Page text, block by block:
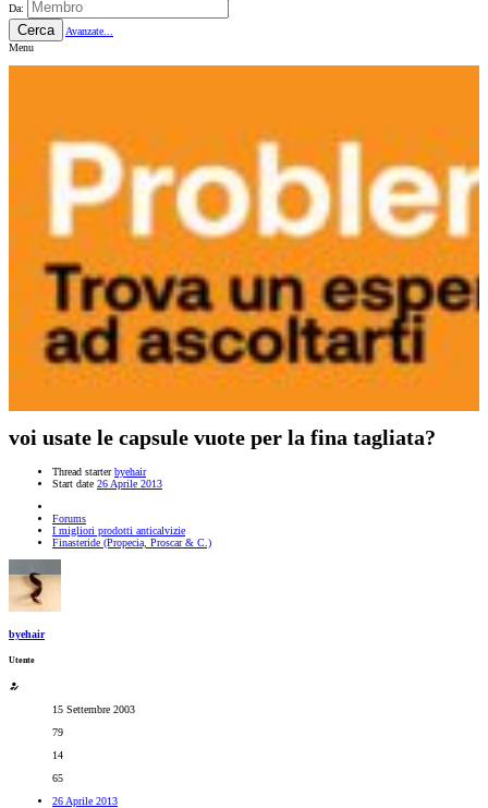
Da:
Cerca
Avanzate...
Menu
voi usate le capsule vuote per la fina tagliata?
Thread starter byehair
Start date 26 Aprile 2013
Forums
I migliori prodotti anticalvizie
Finasteride (Propecia, Proscar & C.)
byehair
Utente
15 Settembre 2003
79
14
65
26 Aprile 2013